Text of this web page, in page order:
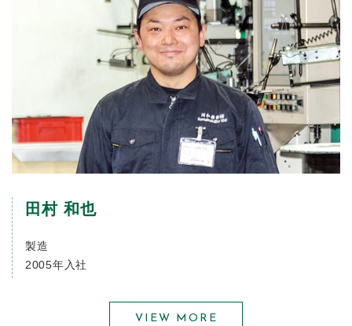
田村 和也
製造
2005年入社
VIEW MORE